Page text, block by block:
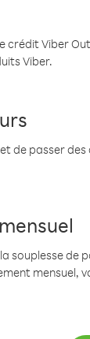
Viber
Viber.
de passer
souplesse de
mensuel,